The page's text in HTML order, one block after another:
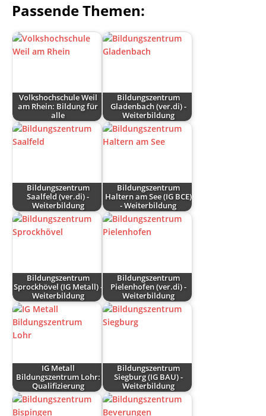
Passende Themen:
Volkshochschule Weil
am Rhein: Bildung für
alle
Bildungszentrum
Gladenbach (ver.di) -
Weiterbildung
Bildungszentrum
Saalfeld (ver.di) -
Weiterbildung
Bildungszentrum
Haltern am See (IG BCE)
- Weiterbildung
Bildungszentrum
Sprockhövel (IG Metall) -
Weiterbildung
Bildungszentrum
Pielenhofen (ver.di) -
Weiterbildung
IG Metall
Bildungszentrum Lohr:
Qualifizierung
Bildungszentrum
Siegburg (IG BAU) -
Weiterbildung